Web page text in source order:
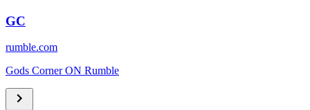
GC
rumble.com
Gods Corner ON Rumble